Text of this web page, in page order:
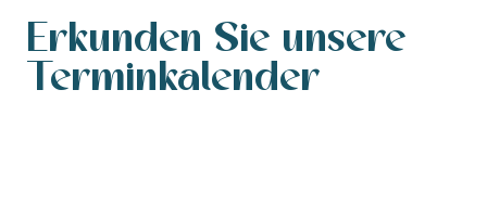
Erkunden Sie unsere
Terminkalender